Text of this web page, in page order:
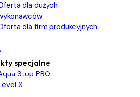
dla dużych
dla firm produkcyjnych
specjalne
Stop PRO
X